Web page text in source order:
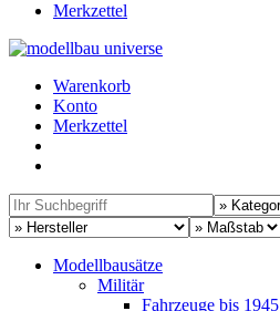
Merkzettel
Warenkorb
Konto
Merkzettel
Modellbausätze
Militär
Fahrzeuge bis 1945